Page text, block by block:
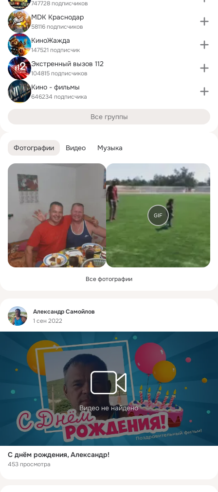
Фотографии Видео Музыка
GIF
Все фотографии
Фид
Александр Самойлов
1 сен 2022
Видео не найдено
С днём рождения, Александр!
453 просмотра
747728 подписчиков
MDK Краснодар
58116 подписчиков
КиноЖажда
147521 подписчик
Экстренный вызов 112
104815 подписчиков
Кино - фильмы
646234 подписчика
Все группы